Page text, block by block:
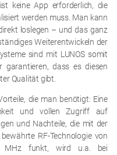
keine App erforderlich, die
werden muss. Man kann
loslegen – und das ganz
Weiterentwickeln der
sind mit LUNOS somit
garantieren, dass es diesen
Qualität gibt.
die man benötigt: Eine
und vollen Zugriff auf
und Nachteile, die mit der
RF-Technologie von
MHz funkt, wird u.a. bei